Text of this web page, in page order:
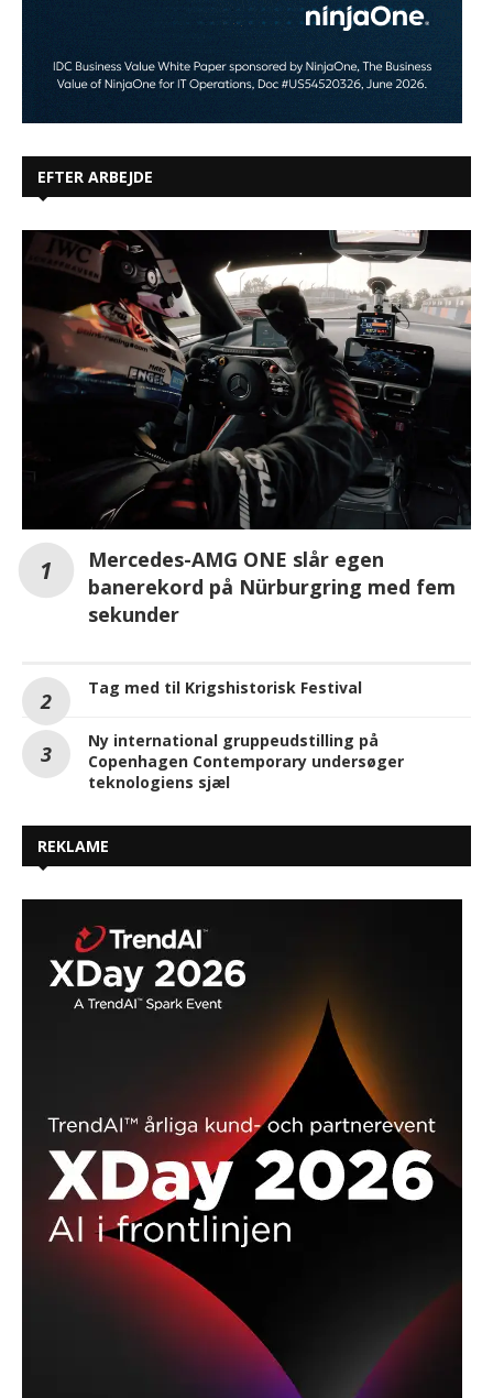
EFTER ARBEJDE
Mercedes-AMG ONE slår egen
banerekord på Nürburgring med fem
sekunder
Tag med til Krigshistorisk Festival
Ny international gruppeudstilling på
Copenhagen Contemporary undersøger
teknologiens sjæl
REKLAME